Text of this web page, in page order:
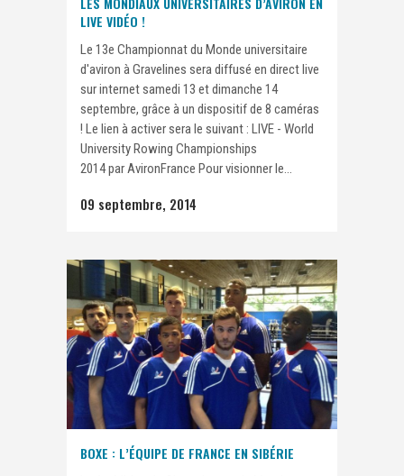
LIVE VIDÉO !
Le 13e Championnat du Monde universitaire
d'aviron à Gravelines sera diffusé en direct live
sur internet samedi 13 et dimanche 14
septembre, grâce à un dispositif de 8 caméras
! Le lien à activer sera le suivant : LIVE - World
University Rowing Championships
2014 par AvironFrance Pour visionner le...
09 septembre, 2014
BOXE : L’ÉQUIPE DE FRANCE EN SIBÉRIE